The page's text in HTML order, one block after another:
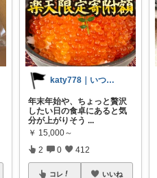
katy778｜いつも有難うございます✨
年末年始や、ちょっと贅沢
したい日の食卓にあると気
分が上がりそう ...
￥ 15,000～
2 0 412
コレ いいね